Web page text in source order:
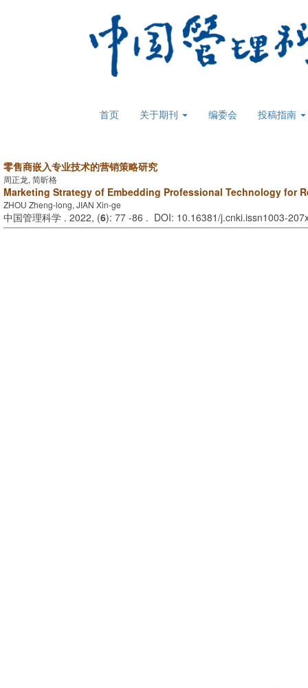
首页 关于期刊 编委会 投稿指南
零售商嵌入专业技术的营销策略研究
周正龙, 简昕格
Marketing Strategy of Embedding Professional Technology for
ZHOU Zheng-long, JIAN Xin-ge
中国管理科学 . 2022, (6): 77 -86 . DOI: 10.16381/j.cnki.issn1003-